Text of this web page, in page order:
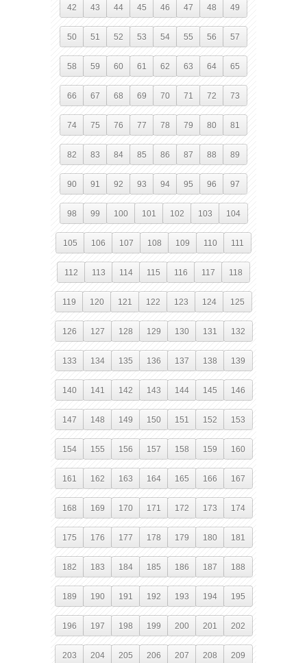
42 43 44 45 46 47 48 49
50 51 52 53 54 55 56 57
58 59 60 61 62 63 64 65
66 67 68 69 70 71 72 73
74 75 76 77 78 79 80 81
82 83 84 85 86 87 88 89
90 91 92 93 94 95 96 97
98 99 100 101 102 103 104
105 106 107 108 109 110 111
112 113 114 115 116 117 118
119 120 121 122 123 124 125
126 127 128 129 130 131 132
133 134 135 136 137 138 139
140 141 142 143 144 145 146
147 148 149 150 151 152 153
154 155 156 157 158 159 160
161 162 163 164 165 166 167
168 169 170 171 172 173 174
175 176 177 178 179 180 181
182 183 184 185 186 187 188
189 190 191 192 193 194 195
196 197 198 199 200 201 202
203 204 205 206 207 208 209